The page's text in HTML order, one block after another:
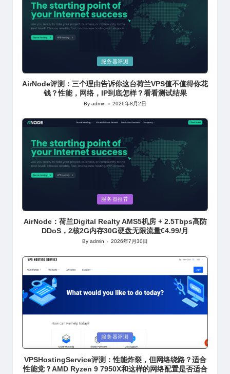
in
服务器评测
AirNode评测：三个理由告诉你这台荷兰VPS值不值得你花
钱？性能，网络，IP到底怎样？看看测试结果
Posted
Byadmin 2026年8月2日
in
服务器推荐
AirNode：荷兰Digital Realty AMS5机房 + 2.5Tbps高防
DDoS，2核2G内存30G硬盘无限流量€4.99/月
Posted
Byadmin 2026年7月30日
in
服务器评测
VPSHostingService评测：性能炸裂，但网络绕路？适合
性能党？AMD Ryzen 9 7950X和这样的网络配置是否适合